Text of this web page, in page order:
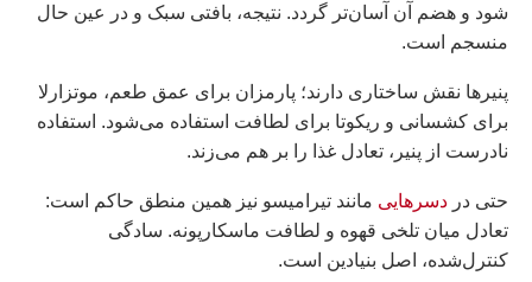
شود و هضم آن آسان‌تر گردد. نتیجه، بافتی سبک و در عین حال
منسجم است.
پنیرها نقش ساختاری دارند؛ پارمزان برای عمق طعم، موتزارلا
برای کشسانی و ریکوتا برای لطافت استفاده می‌شود. استفاده
نادرست از پنیر، تعادل غذا را بر هم می‌زند.
حتی در دسرهایی مانند تیرامیسو نیز همین منطق حاکم است:
تعادل میان تلخی قهوه و لطافت ماسکارپونه. سادگی
کنترل‌شده، اصل بنیادین است.